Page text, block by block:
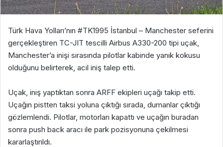
Türk Hava Yolları’nın #TK1995 İstanbul – Manchester seferini
gerçekleştiren TC-JIT tescilli Airbus A330-200 tipi uçak,
Manchester’a inişi sırasında pilotlar kabinde yanık kokusu
olduğunu belirterek, acil iniş talep etti.
Uçak, iniş yaptıktan sonra ARFF ekipleri uçağı takip etti.
Uçağın pistten taksi yoluna çıktığı sırada, dumanlar çıktığı
gözlemlendi. Pilotlar, motorları kapattı ve uçağın buradan
sonra push back aracı ile park pozisyonuna çekilmesi
kararlaştırıldı.